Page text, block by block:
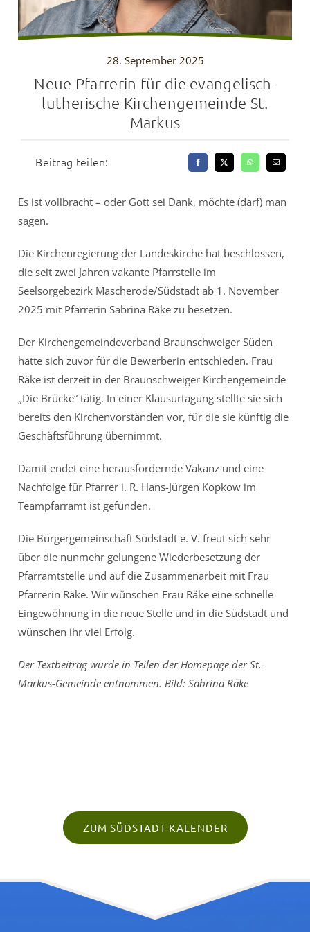
28. September 2025
Neue Pfarrerin für die evangelisch-
lutherische Kirchengemeinde St.
Markus
Beitrag teilen:
Es ist vollbracht – oder Gott sei Dank, möchte (darf) man
sagen.
Die Kirchenregierung der Landeskirche hat beschlossen,
die seit zwei Jahren vakante Pfarrstelle im
Seelsorgebezirk Mascherode/Südstadt ab 1. November
2025 mit Pfarrerin Sabrina Räke zu besetzen.
Der Kirchengemeindeverband Braunschweiger Süden
hatte sich zuvor für die Bewerberin entschieden. Frau
Räke ist derzeit in der Braunschweiger Kirchengemeinde
„Die Brücke“ tätig. In einer Klausurtagung stellte sie sich
bereits den Kirchenvorständen vor, für die sie künftig die
Geschäftsführung übernimmt.
Damit endet eine herausfordernde Vakanz und eine
Nachfolge für Pfarrer i. R. Hans-Jürgen Kopkow im
Teampfarramt ist gefunden.
Die Bürgergemeinschaft Südstadt e. V. freut sich sehr
über die nunmehr gelungene Wiederbesetzung der
Pfarramtstelle und auf die Zusammenarbeit mit Frau
Pfarrerin Räke. Wir wünschen Frau Räke eine schnelle
Eingewöhnung in die neue Stelle und in die Südstadt und
wünschen ihr viel Erfolg.
Der Textbeitrag wurde in Teilen der Homepage der St.-
Markus-Gemeinde entnommen. Bild: Sabrina Räke
ZUM SÜDSTADT-KALENDER